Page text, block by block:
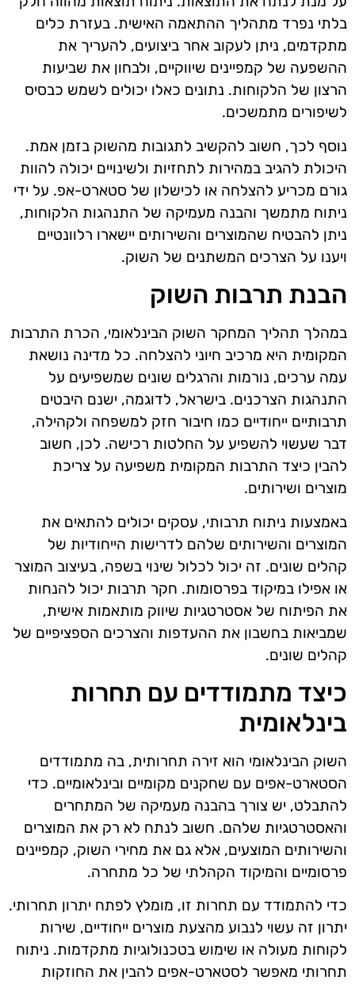
בלתי נפרד מתהליך ההתאמה האישית. בעזרת כלים
מתקדמים, ניתן לעקוב אחר ביצועים, להעריך את
ההשפעה של קמפיינים שיווקיים, ולבחון את שביעות
הרצון של הלקוחות. נתונים כאלו יכולים לשמש כבסיס
לשיפורים מתמשכים.
נוסף לכך, חשוב להקשיב לתגובות מהשוק בזמן אמת.
היכולת להגיב במהירות לתחזיות ולשינויים יכולה להוות
גורם מכריע להצלחה או לכישלון של סטארט-אפ. על ידי
ניתוח מתמשך והבנה מעמיקה של התנהגות הלקוחות,
ניתן להבטיח שהמוצרים והשירותים יישארו רלוונטיים
ויענו על הצרכים המשתנים של השוק.
הבנת תרבות השוק
במהלך תהליך המחקר השוק הבינלאומי, הכרת התרבות
המקומית היא מרכיב חיוני להצלחה. כל מדינה נושאת
עמה ערכים, נורמות והרגלים שונים שמשפיעים על
התנהגות הצרכנים. בישראל, לדוגמה, ישנם היבטים
תרבותיים ייחודיים כמו חיבור חזק למשפחה ולקהילה,
דבר שעשוי להשפיע על החלטות רכישה. לכן, חשוב
להבין כיצד התרבות המקומית משפיעה על צריכת
מוצרים ושירותים.
באמצעות ניתוח תרבותי, עסקים יכולים להתאים את
המוצרים והשירותים שלהם לדרישות הייחודיות של
קהלים שונים. זה יכול לכלול שינוי בשפה, בעיצוב המוצר
או אפילו במיקוד בפרסומות. חקר תרבות יכול להנחות
את הפיתוח של אסטרטגיות שיווק מותאמות אישית,
שמביאות בחשבון את ההעדפות והצרכים הספציפיים של
קהלים שונים.
כיצד מתמודדים עם תחרות
בינלאומית
השוק הבינלאומי הוא זירה תחרותית, בה מתמודדים
הסטארט-אפים עם שחקנים מקומיים ובינלאומיים. כדי
להתבלט, יש צורך בהבנה מעמיקה של המתחרים
והאסטרטגיות שלהם. חשוב לנתח לא רק את המוצרים
והשירותים המוצעים, אלא גם את מחירי השוק, קמפיינים
פרסומיים והמיקוד הקהלתי של כל מתחרה.
כדי להתמודד עם תחרות זו, מומלץ לפתח יתרון תחרותי.
יתרון זה עשוי לנבוע מהצעת מוצרים ייחודיים, שירות
לקוחות מעולה או שימוש בטכנולוגיות מתקדמות. ניתוח
תחרותי מאפשר לסטארט-אפים להבין את החוזקות